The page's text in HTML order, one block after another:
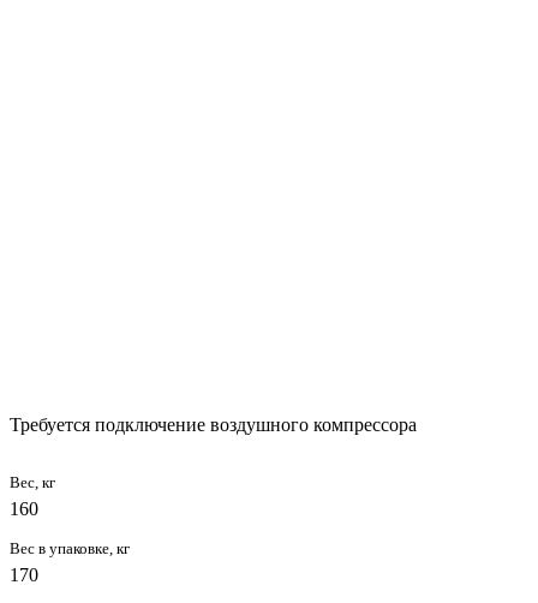
Требуется подключение воздушного компрессора
Вес, кг
160
Вес в упаковке, кг
170